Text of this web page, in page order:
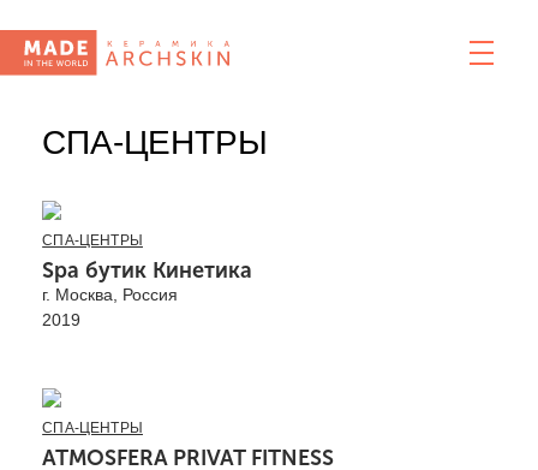
СПА-ЦЕНТРЫ
СПА-ЦЕНТРЫ
Spa бутик Кинетика
г. Москва, Россия
2019
СПА-ЦЕНТРЫ
ATMOSFERA PRIVAT FITNESS